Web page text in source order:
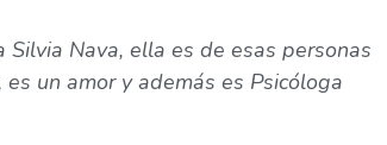
Nava, ella es de esas personas
un amor y además es Psicóloga